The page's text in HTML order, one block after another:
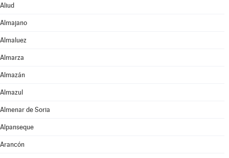
Aliud
Almajano
Almaluez
Almarza
Almazán
Almazul
Almenar de Soria
Alpanseque
Arancón